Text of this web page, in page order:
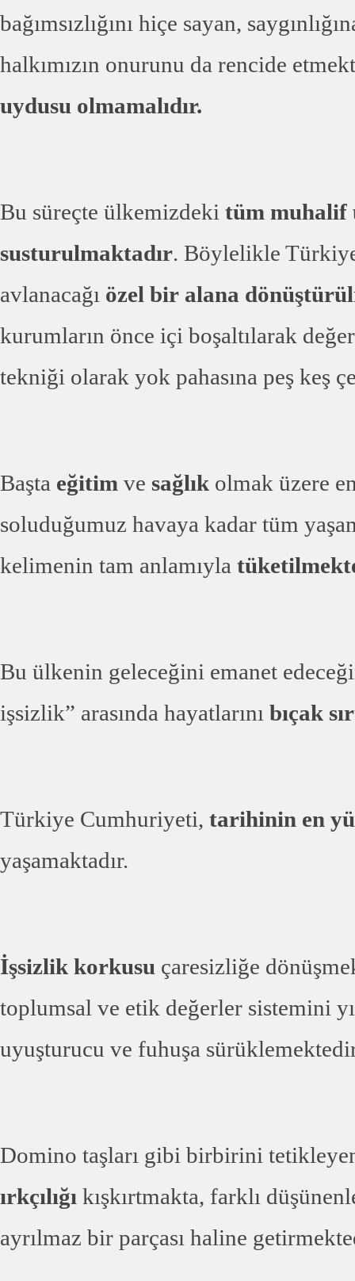
bağımsızlığını hiçe sayan,
halkımızın onurunu da rencide
uydusu olmamalıdır.
Bu süreçte ülkemizdeki tüm muhalif
susturulmaktadır. Böylelikle
avlanacağı özel bir alana
kurumların önce içi boşaltılarak
tekniği olarak yok pahasına peş keş
Başta eğitim ve sağlık olmak üzere
soluduğumuz havaya kadar tüm
kelimenin tam anlamıyla
Bu ülkenin geleceğini emanet
işsizlik” arasında hayatlarını bıçak
Türkiye Cumhuriyeti, tarihinin en
yaşamaktadır.
İşsizlik korkusu çaresizliğe
toplumsal ve etik değerler sistemini
uyuşturucu ve fuhuşa
Domino taşları gibi birbirini
ırkçılığı kışkırtmakta, farklı
ayrılmaz bir parçası haline